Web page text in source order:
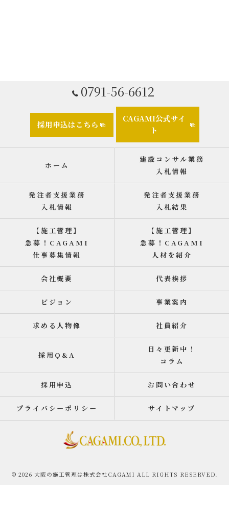
0791-56-6612
採用申込はこちら
CAGAMI公式サイ
ト
ホーム
建設コンサル業務
入札情報
発注者支援業務
入札情報
発注者支援業務
入札結果
【施工管理】
急募！CAGAMI
仕事募集情報
【施工管理】
急募！CAGAMI
人材を紹介
会社概要 代表挨拶
ビジョン 事業案内
求める人物像 社員紹介
採用Q&A
日々更新中！
コラム
採用申込 お問い合わせ
プライバシーポリシー サイトマップ
© 2026 大阪の施工管理は株式会社CAGAMI ALL RIGHTS RESERVED.